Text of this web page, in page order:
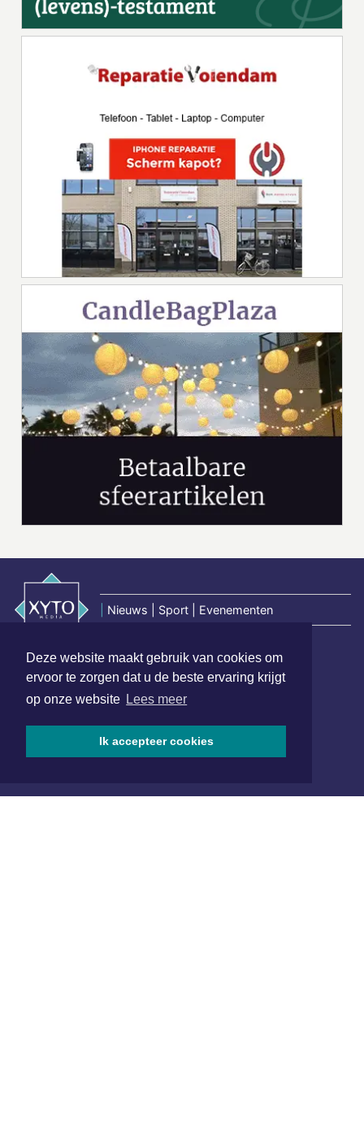
Deze website maakt gebruik van cookies om
ervoor te zorgen dat u de beste ervaring krijgt
op onze website Lees meer
Ik accepteer cookies
Nieuws | Sport | Evenementen
Hoofdvestiging:
van Benthuizenlaan 1
1701 BZ Heerhugowaard
072 8200 600
redactie@xyto.nl